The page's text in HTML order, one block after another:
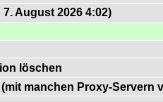
August 2026 4:02)
löschen
manchen Proxy-Servern